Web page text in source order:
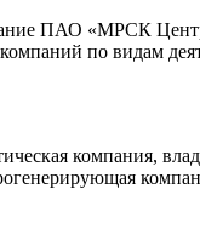
ПАО «МРСК
по видам
компания,